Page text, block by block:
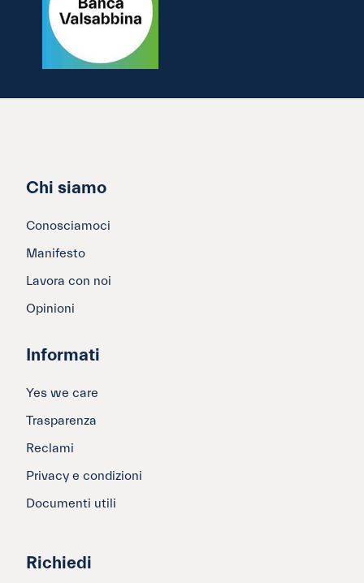
Chi siamo
Conosciamoci
Manifesto
Lavora con noi
Opinioni
Informati
Yes we care
Trasparenza
Reclami
Privacy e condizioni
Documenti utili
Richiedi